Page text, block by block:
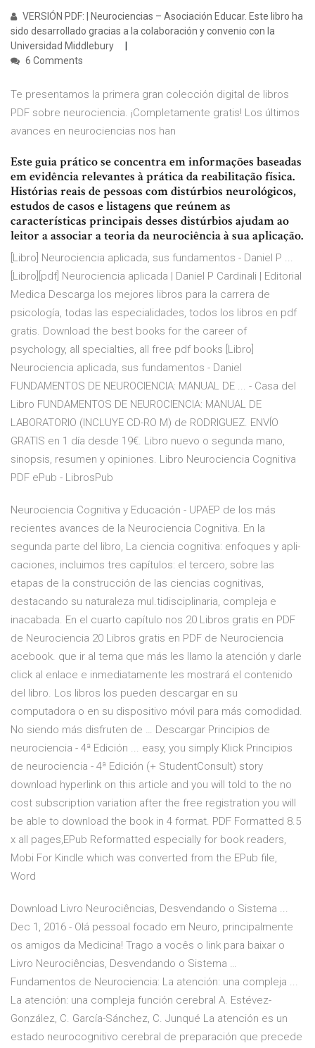
VERSIÓN PDF: | Neurociencias – Asociación Educar. Este libro ha
sido desarrollado gracias a la colaboración y convenio con la
Universidad Middlebury
6 Comments
Te presentamos la primera gran colección digital de libros
PDF sobre neurociencia. ¡Completamente gratis! Los últimos
avances en neurociencias nos han
Este guia prático se concentra em informações baseadas
em evidência relevantes à prática da reabilitação física.
Histórias reais de pessoas com distúrbios neurológicos,
estudos de casos e listagens que reúnem as
características principais desses distúrbios ajudam ao
leitor a associar a teoria da neurociência à sua aplicação.
[Libro] Neurociencia aplicada, sus fundamentos - Daniel P ...
[Libro][pdf] Neurociencia aplicada | Daniel P Cardinali | Editorial
Medica Descarga los mejores libros para la carrera de
psicología, todas las especialidades, todos los libros en pdf
gratis. Download the best books for the career of
psychology, all specialties, all free pdf books [Libro]
Neurociencia aplicada, sus fundamentos - Daniel
FUNDAMENTOS DE NEUROCIENCIA: MANUAL DE ... - Casa del
Libro FUNDAMENTOS DE NEUROCIENCIA: MANUAL DE
LABORATORIO (INCLUYE CD-RO M) de RODRIGUEZ. ENVÍO
GRATIS en 1 día desde 19€. Libro nuevo o segunda mano,
sinopsis, resumen y opiniones. Libro Neurociencia Cognitiva
PDF ePub - LibrosPub
Neurociencia Cognitiva y Educación - UPAEP de los más
recientes avances de la Neurociencia Cognitiva. En la
segunda parte del libro, La ciencia cognitiva: enfoques y apli-
caciones, incluimos tres capítulos: el tercero, sobre las
etapas de la construcción de las ciencias cognitivas,
destacando su naturaleza mul.tidisciplinaria, compleja e
inacabada. En el cuarto capítulo nos 20 Libros gratis en PDF
de Neurociencia 20 Libros gratis en PDF de Neurociencia
acebook. que ir al tema que más les llamo la atención y darle
click al enlace e inmediatamente les mostrará el contenido
del libro. Los libros los pueden descargar en su
computadora o en su dispositivo móvil para más comodidad.
No siendo más disfruten de … Descargar Principios de
neurociencia - 4ª Edición ... easy, you simply Klick Principios
de neurociencia - 4ª Edición (+ StudentConsult) story
download hyperlink on this article and you will told to the no
cost subscription variation after the free registration you will
be able to download the book in 4 format. PDF Formatted 8.5
x all pages,EPub Reformatted especially for book readers,
Mobi For Kindle which was converted from the EPub file,
Word
Download Livro Neurociências, Desvendando o Sistema ...
Dec 1, 2016 - Olá pessoal focado em Neuro, principalmente
os amigos da Medicina! Trago a vocês o link para baixar o
Livro Neurociências, Desvendando o Sistema …
Fundamentos de Neurociencia: La atención: una compleja ...
La atención: una compleja función cerebral A. Estévez-
González, C. García-Sánchez, C. Junqué La atención es un
estado neurocognitivo cerebral de preparación que precede